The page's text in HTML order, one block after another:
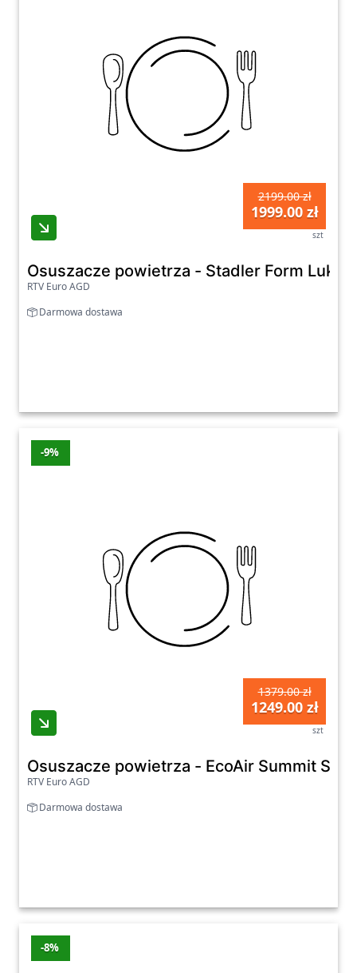
2199.00 zł
1999.00 zł
szt
Osuszacze powietrza - Stadler Form Lukas
RTV Euro AGD
Darmowa dostawa
-9%
1379.00 zł
1249.00 zł
szt
Osuszacze powietrza - EcoAir Summit S
RTV Euro AGD
Darmowa dostawa
-8%